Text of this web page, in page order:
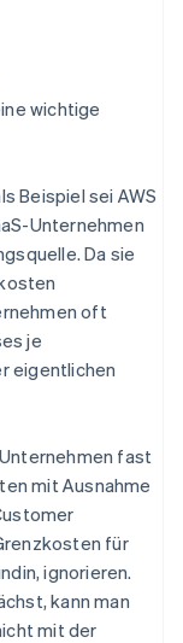
wichtige
Beispiel sei AWS
Unternehmen
Da sie
oft
je
eigentlichen
fast
mit Ausnahme
für
ignorieren.
kann man
mit der